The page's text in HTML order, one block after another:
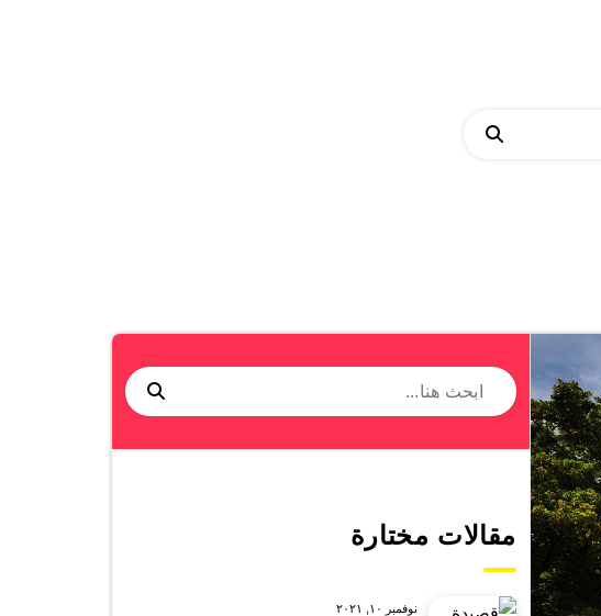
مقالات مختارة
نوفمبر ١٠, ٢٠٢١